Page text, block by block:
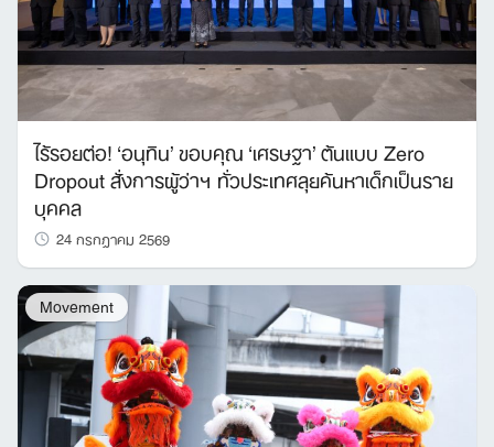
ไร้รอยต่อ! ‘อนุทิน’ ขอบคุณ ‘เศรษฐา’ ต้นแบบ Zero
Dropout สั่งการผู้ว่าฯ ทั่วประเทศลุยค้นหาเด็กเป็นราย
บุคคล
24 กรกฎาคม 2569
Movement